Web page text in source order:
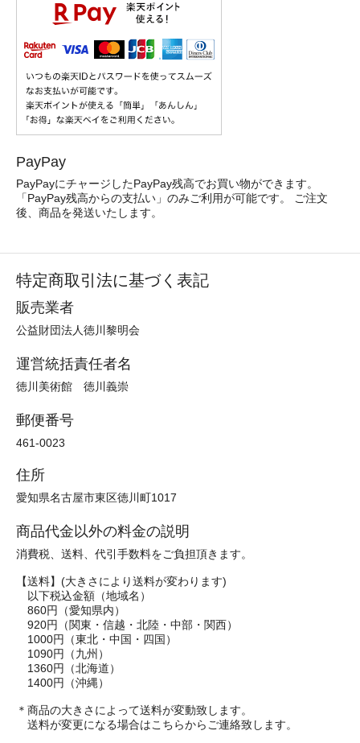
PayPay
PayPayにチャージしたPayPay残高でお買い物ができます。
「PayPay残高からの支払い」のみご利用が可能です。 ご注文
後、商品を発送いたします。
特定商取引法に基づく表記
販売業者
公益財団法人徳川黎明会
運営統括責任者名
徳川美術館 徳川義崇
郵便番号
461-0023
住所
愛知県名古屋市東区徳川町1017
商品代金以外の料金の説明
消費税、送料、代引手数料をご負担頂きます。
【送料】(大きさにより送料が変わります)
以下税込金額（地域名）
860円（愛知県内）
920円（関東・信越・北陸・中部・関西）
1000円（東北・中国・四国）
1090円（九州）
1360円（北海道）
1400円（沖縄）
＊商品の大きさによって送料が変動致します。
送料が変更になる場合はこちらからご連絡致します。